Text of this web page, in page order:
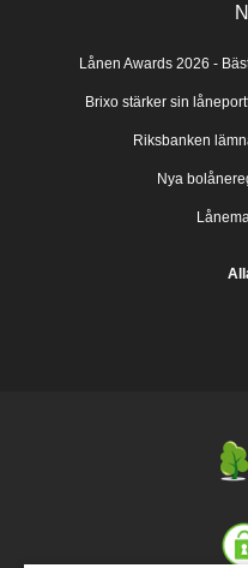
Lånen Awards 2026 -
Brixo stärker sin
Riksbanken
Nya